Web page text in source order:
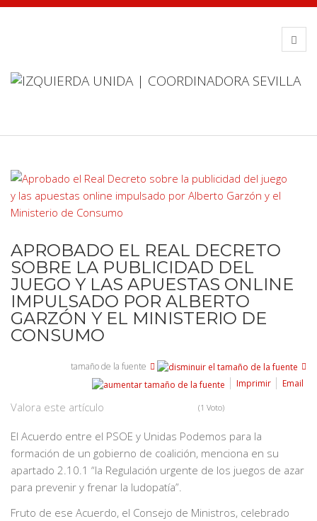
APROBADO EL REAL DECRETO
SOBRE LA PUBLICIDAD DEL
JUEGO Y LAS APUESTAS ONLINE
IMPULSADO POR ALBERTO
GARZÓN Y EL MINISTERIO DE
CONSUMO
tamaño de la fuente
Imprimir
Email
Valora este artículo (1 Voto)
El Acuerdo entre el PSOE y Unidas Podemos para la
formación de un gobierno de coalición, menciona en su
apartado 2.10.1 “la Regulación urgente de los juegos de azar
para prevenir y frenar la ludopatía”.
Fruto de ese Acuerdo, el Consejo de Ministros, celebrado